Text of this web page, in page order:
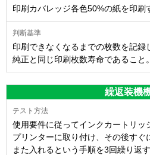
印刷カバレッジ各色50%の紙を印刷
印刷できなくなるまでの枚数を記録
純正と同じ印刷枚数寿命であること。
繰返装機
使用要件に従ってインクカートリッ
プリンターに取り付け、その後すぐ
また入れるという手順を3回繰り返す